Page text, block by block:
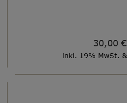
30,00 €
inkl. 19% MwSt. &